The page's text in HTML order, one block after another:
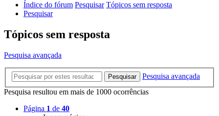
Índice do fórum Pesquisar Tópicos sem resposta
Pesquisar
Tópicos sem resposta
Pesquisa avançada
Pesquisar
Pesquisa avançada
Pesquisa resultou em mais de 1000 ocorrências
Página 1 de 40